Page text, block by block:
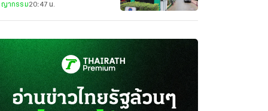
ญากรรม20:47 น.